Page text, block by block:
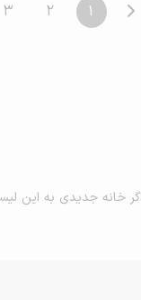
1
2
3
خانه جدیدی به این